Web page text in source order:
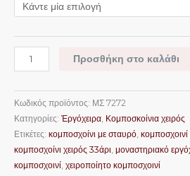
Προσθήκη στο καλάθι
Κωδικός προϊόντος: ΜΣ 7272
Κατηγορίες: Ἐργόχειρα, Κομποσκοίνια χειρός
Ετικέτες: κομποσχοίνι με σταυρό,
κομποσχοίνι χειρός 33άρι, μοναστηριακό
κομποσχοινί, χειροποίητο κομποσχοινί